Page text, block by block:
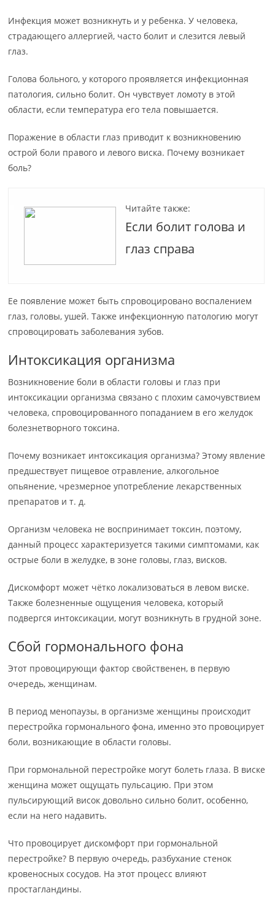
Инфекция может возникнуть и у ребенка. У человека,
страдающего аллергией, часто болит и слезится левый
глаз.
Голова больного, у которого проявляется инфекционная
патология, сильно болит. Он чувствует ломоту в этой
области, если температура его тела повышается.
Поражение в области глаз приводит к возникновению
острой боли правого и левого виска. Почему возникает
боль?
Читайте также:
Если болит голова и
глаз справа
Ее появление может быть спровоцировано воспалением
глаз, головы, ушей. Также инфекционную патологию могут
спровоцировать заболевания зубов.
Интоксикация организма
Возникновение боли в области головы и глаз при
интоксикации организма связано с плохим самочувствием
человека, спровоцированного попаданием в его желудок
болезнетворного токсина.
Почему возникает интоксикация организма? Этому явление
предшествует пищевое отравление, алкогольное
опьянение, чрезмерное употребление лекарственных
препаратов и т. д.
Организм человека не воспринимает токсин, поэтому,
данный процесс характеризуется такими симптомами, как
острые боли в желудке, в зоне головы, глаз, висков.
Дискомфорт может чётко локализоваться в левом виске.
Также болезненные ощущения человека, который
подвергся интоксикации, могут возникнуть в грудной зоне.
Сбой гормонального фона
Этот провоцирующи фактор свойственен, в первую
очередь, женщинам.
В период менопаузы, в организме женщины происходит
перестройка гормонального фона, именно это провоцирует
боли, возникающие в области головы.
При гормональной перестройке могут болеть глаза. В виске
женщина может ощущать пульсацию. При этом
пульсирующий висок довольно сильно болит, особенно,
если на него надавить.
Что провоцирует дискомфорт при гормональной
перестройке? В первую очередь, разбухание стенок
кровеносных сосудов. На этот процесс влияют
простагландины.